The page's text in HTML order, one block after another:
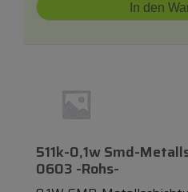
In den
511k-0,1w Smd-
0603 -rohs-